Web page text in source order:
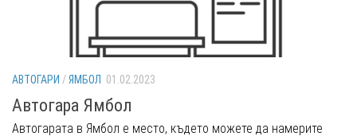
АВТОГАРИ /ЯМБОЛ 01.02.2023
Автогара Ямбол
Автогарата в Ямбол е место, където можете да намерите